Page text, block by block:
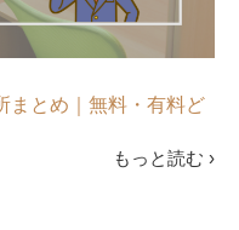
まとめ｜無料・有料ど
もっと読む ›